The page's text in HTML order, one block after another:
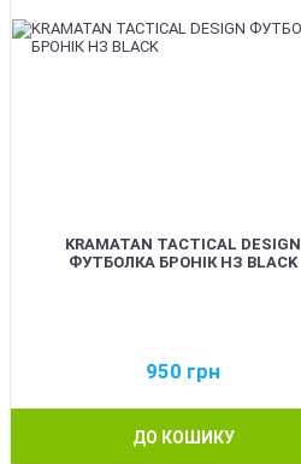
KRAMATAN TACTICAL DESIGN
ФУТБОЛКА БРОНІК НЗ BLACK
950 грн
ДО КОШИКУ